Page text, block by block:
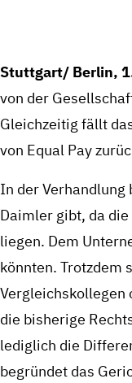
Stuttgart/ Berlin,
von der
Gleichzeitig fällt
von Equal Pay
In der Verhandlung
Daimler gibt, da
liegen. Dem
könnten. Trotzdem
Vergleichskollegen
die bisherige
lediglich die
begründet das